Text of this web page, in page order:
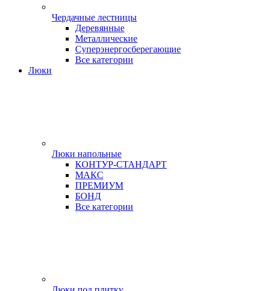
Чердачные лестницы
Деревянные
Металлические
Суперэнергосберегающие
Все категории
Люки
Люки напольные
КОНТУР-СТАНДАРТ
МАКС
ПРЕМИУМ
БОНД
Все категории